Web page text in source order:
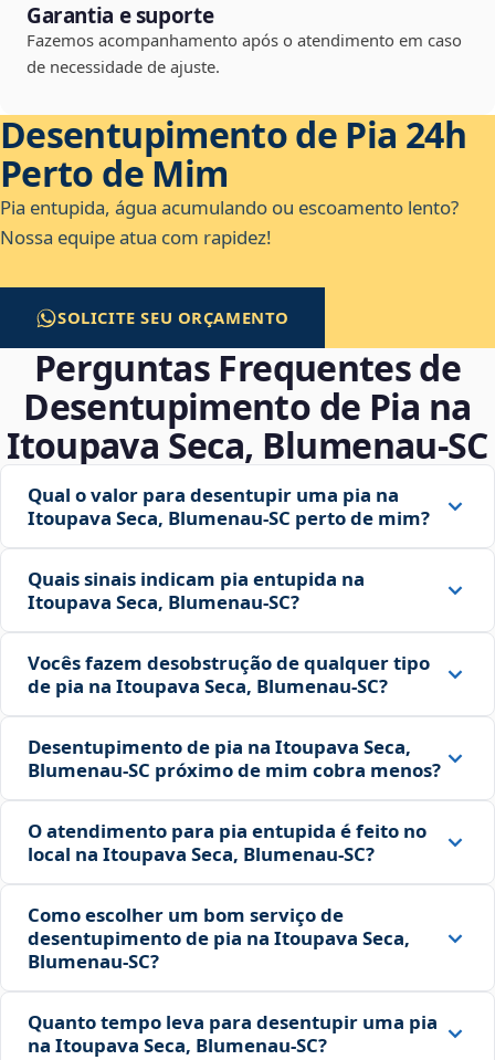
Garantia e suporte
Fazemos acompanhamento após o atendimento em caso
de necessidade de ajuste.
Desentupimento de Pia 24h
Perto de Mim
Pia entupida, água acumulando ou escoamento lento?
Nossa equipe atua com rapidez!
SOLICITE SEU ORÇAMENTO
Perguntas Frequentes de
Desentupimento de Pia na
Itoupava Seca, Blumenau‑SC
Qual o valor para desentupir uma pia na
Itoupava Seca, Blumenau‑SC perto de mim?
Quais sinais indicam pia entupida na
Itoupava Seca, Blumenau‑SC?
Vocês fazem desobstrução de qualquer tipo
de pia na Itoupava Seca, Blumenau‑SC?
Desentupimento de pia na Itoupava Seca,
Blumenau‑SC próximo de mim cobra menos?
O atendimento para pia entupida é feito no
local na Itoupava Seca, Blumenau‑SC?
Como escolher um bom serviço de
desentupimento de pia na Itoupava Seca,
Blumenau‑SC?
Quanto tempo leva para desentupir uma pia
na Itoupava Seca, Blumenau‑SC?